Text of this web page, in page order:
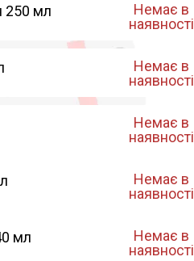
250 мл
Немає в
наявності
Немає в
наявності
Немає в
наявності
Немає в
наявності
мл
Немає в
наявності